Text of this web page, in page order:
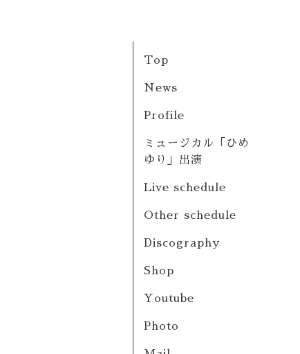
Top
News
Profile
ミュージカル「ひめ
ゆり」出演
Live schedule
Other schedule
Discography
Shop
Youtube
Photo